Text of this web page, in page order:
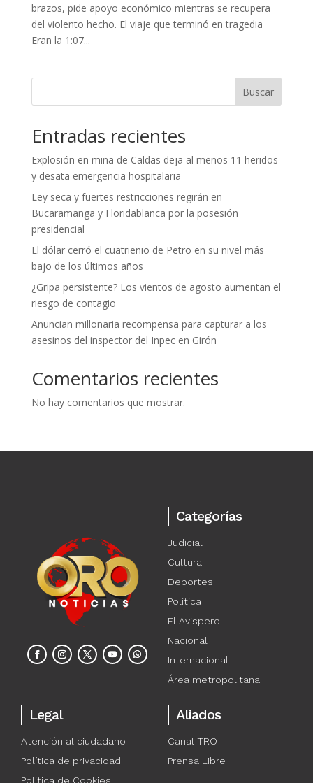
brazos, pide apoyo económico mientras se recupera
del violento hecho. El viaje que terminó en tragedia
Eran la 1:07...
Buscar
Entradas recientes
Explosión en mina de Caldas deja al menos 11 heridos
y desata emergencia hospitalaria
Ley seca y fuertes restricciones regirán en
Bucaramanga y Floridablanca por la posesión
presidencial
El dólar cerró el cuatrienio de Petro en su nivel más
bajo de los últimos años
¿Gripa persistente? Los vientos de agosto aumentan el
riesgo de contagio
Anuncian millonaria recompensa para capturar a los
asesinos del inspector del Inpec en Girón
Comentarios recientes
No hay comentarios que mostrar.
Categorías
Judicial
Cultura
Deportes
Política
El Avispero
Nacional
Internacional
Área metropolitana
Legal
Atención al ciudadano
Política de privacidad
Política de Cookies
Aliados
Canal TRO
Prensa Libre